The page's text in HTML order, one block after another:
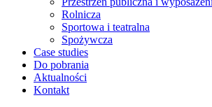
Rolnicza
Sportowa i teatralna
Spożywcza
Case studies
Do pobrania
Aktualności
Kontakt